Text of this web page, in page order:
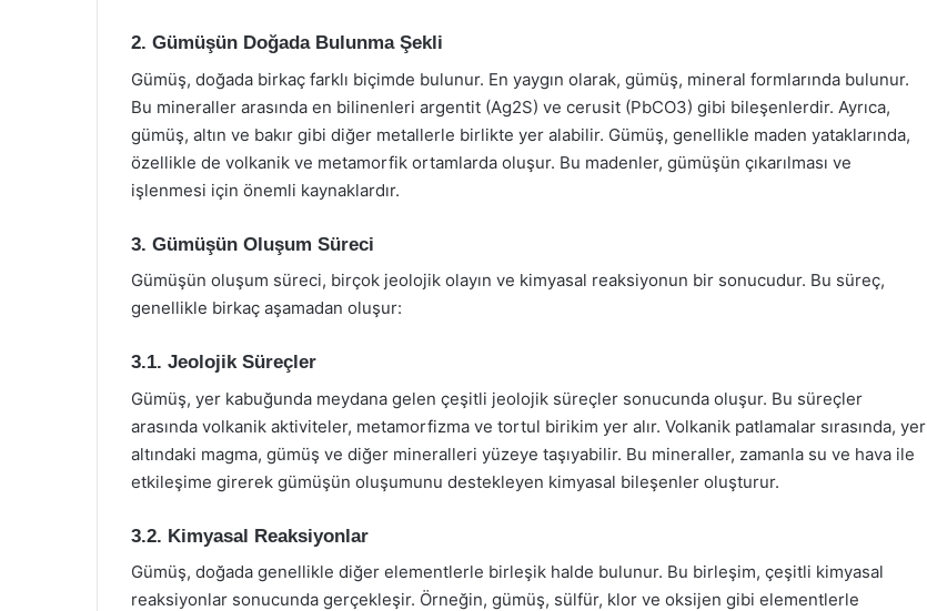
2. Gümüşün Doğada Bulunma Şekli
Gümüş, doğada birkaç farklı biçimde bulunur. En yaygın olarak, gümüş, mineral formlarında bulunur.
Bu mineraller arasında en bilinenleri argentit (Ag2S) ve cerusit (PbCO3) gibi bileşenlerdir. Ayrıca,
gümüş, altın ve bakır gibi diğer metallerle birlikte yer alabilir. Gümüş, genellikle maden yataklarında,
özellikle de volkanik ve metamorfik ortamlarda oluşur. Bu madenler, gümüşün çıkarılması ve
işlenmesi için önemli kaynaklardır.
3. Gümüşün Oluşum Süreci
Gümüşün oluşum süreci, birçok jeolojik olayın ve kimyasal reaksiyonun bir sonucudur. Bu süreç,
genellikle birkaç aşamadan oluşur:
3.1. Jeolojik Süreçler
Gümüş, yer kabuğunda meydana gelen çeşitli jeolojik süreçler sonucunda oluşur. Bu süreçler
arasında volkanik aktiviteler, metamorfizma ve tortul birikim yer alır. Volkanik patlamalar sırasında, yer
altındaki magma, gümüş ve diğer mineralleri yüzeye taşıyabilir. Bu mineraller, zamanla su ve hava ile
etkileşime girerek gümüşün oluşumunu destekleyen kimyasal bileşenler oluşturur.
3.2. Kimyasal Reaksiyonlar
Gümüş, doğada genellikle diğer elementlerle birleşik halde bulunur. Bu birleşim, çeşitli kimyasal
reaksiyonlar sonucunda gerçekleşir. Örneğin, gümüş, sülfür, klor ve oksijen gibi elementlerle